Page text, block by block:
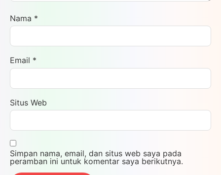
Nama *
Email *
Situs Web
Simpan nama, email, dan situs web saya pada
peramban ini untuk komentar saya berikutnya.